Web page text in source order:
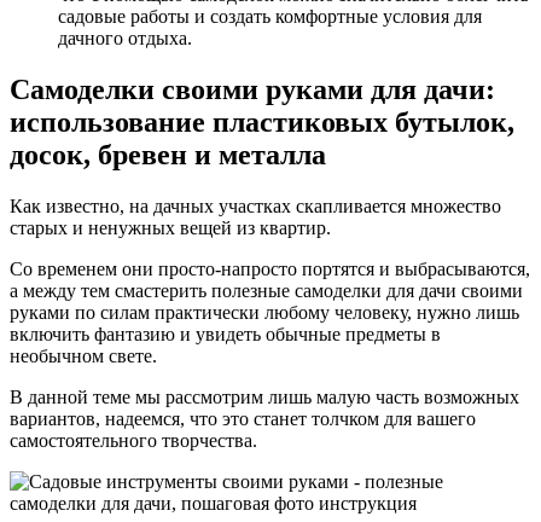
садовые работы и создать комфортные условия для
дачного отдыха.
Самоделки своими руками для дачи:
использование пластиковых бутылок,
досок, бревен и металла
Как известно, на дачных участках скапливается множество
старых и ненужных вещей из квартир.
Со временем они просто-напросто портятся и выбрасываются,
а между тем смастерить полезные самоделки для дачи своими
руками по силам практически любому человеку, нужно лишь
включить фантазию и увидеть обычные предметы в
необычном свете.
В данной теме мы рассмотрим лишь малую часть возможных
вариантов, надеемся, что это станет толчком для вашего
самостоятельного творчества.